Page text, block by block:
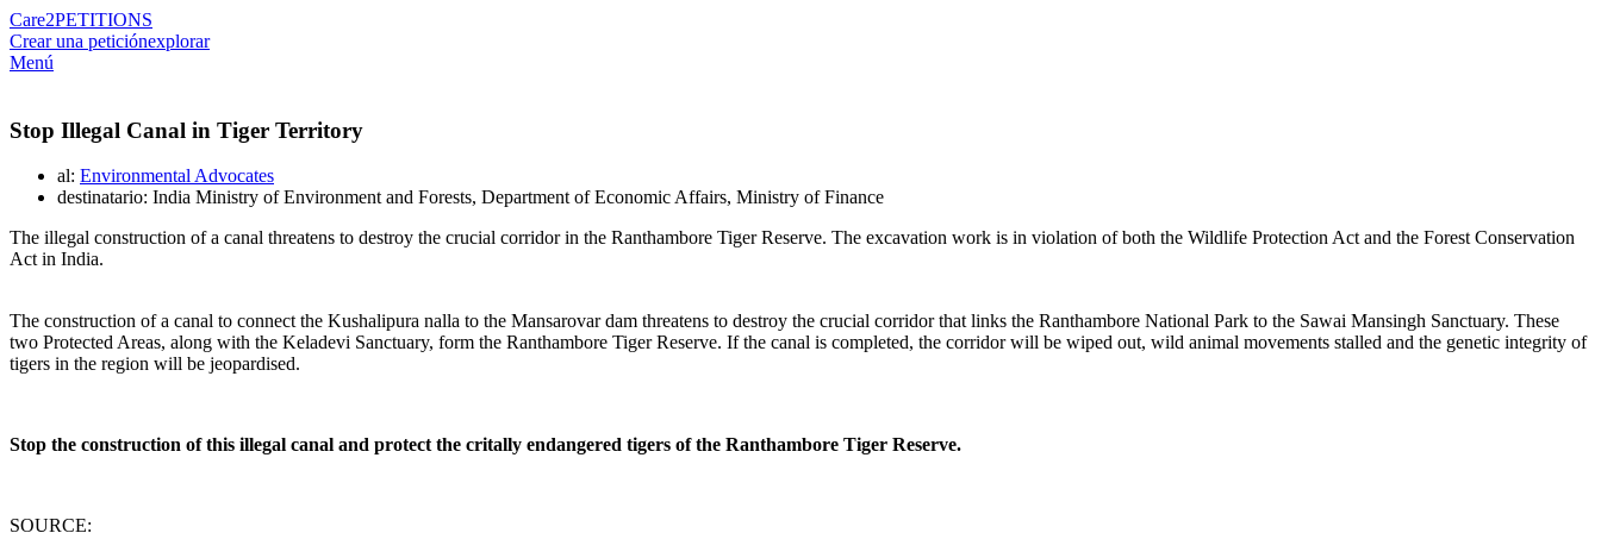
Care2PETITIONS
Crear una peticiónexplorar
Menú
Stop Illegal Canal in Tiger Territory
al: Environmental Advocates
destinatario: India Ministry of Environment and Forests, Department of Economic Affairs, Ministry of Finance
The illegal construction of a canal threatens to destroy the crucial corridor in the Ranthambore Tiger Reserve. The excavation work is in violation of both the Wildlife Protection Act and the Forest Conservation
Act in India.
The construction of a canal to connect the Kushalipura nalla to the Mansarovar dam threatens to destroy the crucial corridor that links the Ranthambore National Park to the Sawai Mansingh Sanctuary. These
two Protected Areas, along with the Keladevi Sanctuary, form the Ranthambore Tiger Reserve. If the canal is completed, the corridor will be wiped out, wild animal movements stalled and the genetic integrity of
tigers in the region will be jeopardised.
Stop the construction of this illegal canal and protect the critally endangered tigers of the Ranthambore Tiger Reserve.
SOURCE: